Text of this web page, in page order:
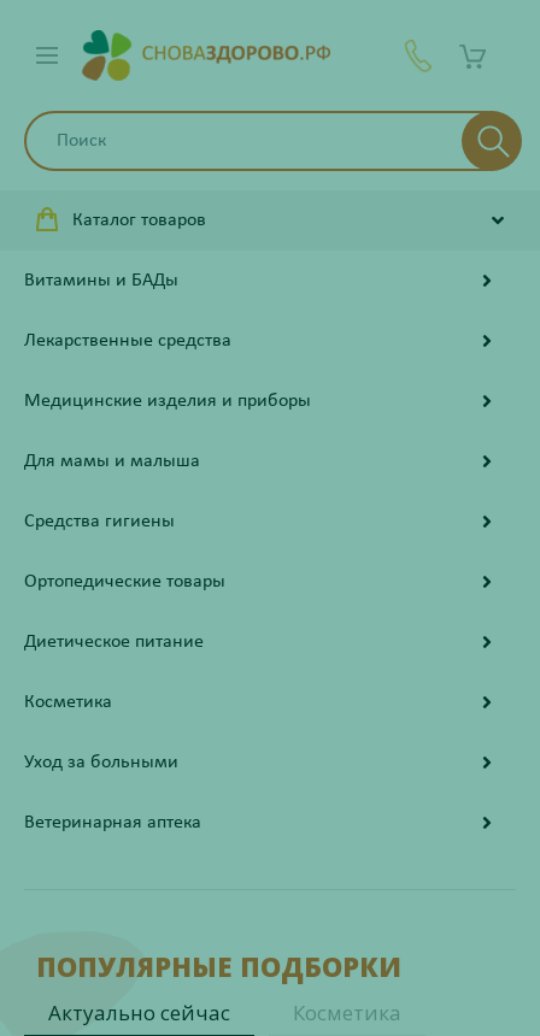
Каталог товаров
Витамины и БАДы
Лекарственные средства
Медицинские изделия и приборы
Для мамы и малыша
Средства гигиены
Ортопедические товары
Диетическое питание
Косметика
Уход за больными
Ветеринарная аптека
ПОПУЛЯРНЫЕ ПОДБОРКИ
Актуально сейчас
Косметика